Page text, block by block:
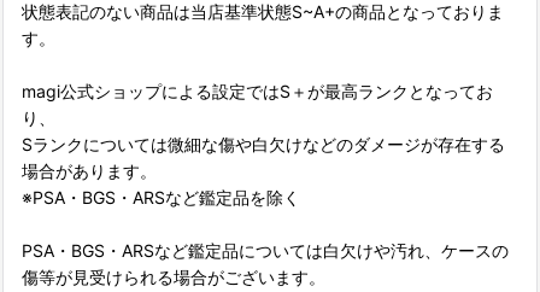
状態表記のない商品は当店基準状態S~A+の商品となっておりま
す。
magi公式ショップによる設定ではS＋が最高ランクとなってお
り、
Sランクについては微細な傷や白欠けなどのダメージが存在する
場合があります。
※PSA・BGS・ARSなど鑑定品を除く
PSA・BGS・ARSなど鑑定品については白欠けや汚れ、ケースの
傷等が見受けられる場合がございます。